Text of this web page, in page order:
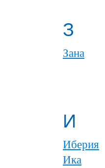
З
Зана
И
Иберия
Ика